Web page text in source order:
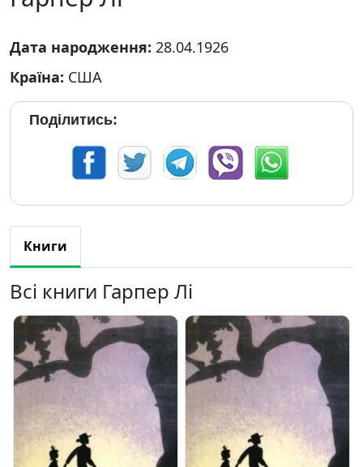
Дата народження: 28.04.1926
Країна: США
Поділитись:
Книги
Всі книги Гарпер Лі